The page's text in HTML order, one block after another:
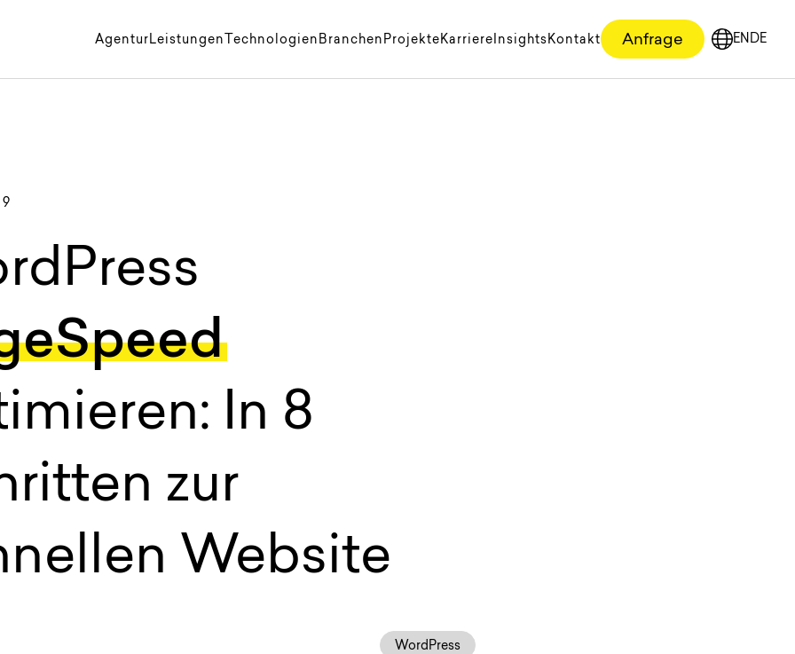
AgenturLeistungen Technologien Branchen ProjekteKarriereInsightsKontakt Anfrage EN
English
DE
In 8
zur
Website
WordPress